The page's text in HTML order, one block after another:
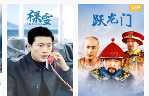
全21集 全30集